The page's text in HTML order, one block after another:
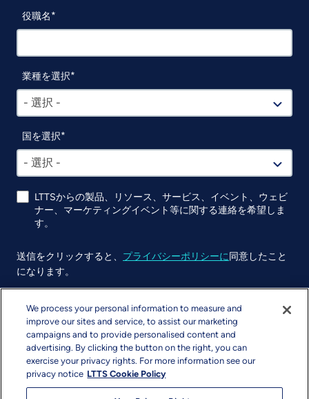
役職名
業種を選択
- 選択 -
国を選択
- 選択 -
LTTSからの製品、リソース、サービス、イベント、ウェビ
ナー、マーケティングイベント等に関する連絡を希望しま
す。
送信をクリックすると、 プライバシーポリシーに同意したこと
になります。
We process your personal information to measure and
improve our sites and service, to assist our marketing
campaigns and to provide personalised content and
advertising. By clicking the button on the right, you can
exercise your privacy rights. For more information see our
privacy notice LTTS Cookie Policy